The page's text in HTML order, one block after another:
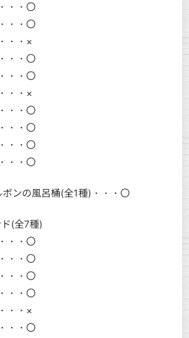
・〇
・・〇
・×
・〇
・・〇
・・×
・・〇
・・〇
・・〇
・・〇
ンの風呂桶(全1種)・・・〇
(全7種)
・・〇
・・〇
・・〇
・・〇
・・×
・・〇